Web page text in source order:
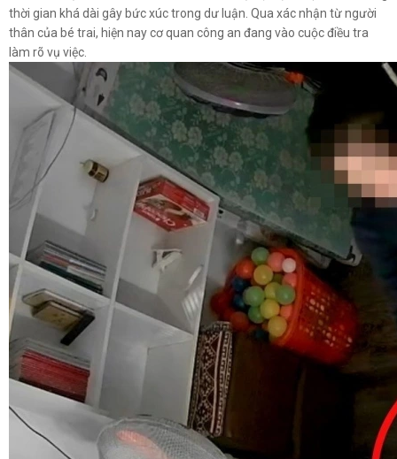
thời gian khá dài gây bức xúc trong dư luận. Qua xác nhận từ người
thân của bé trai, hiện nay cơ quan công an đang vào cuộc điều tra
làm rõ vụ việc.
nhóm ngành giảm 3-6 điểm
1 giờ trước
Sắp xếp trường học ở Thanh Hóa: Quyết tâm tinh gọn, lắng
nghe tâm tư nhà giáo
4 giờ trước
Thời tiết hôm nay 10/8: Bắc Bộ nắng nóng gay gắt, cao
nguyên Trung Bộ có mưa dông
4 giờ trước
Cần Thơ hướng tới thí điểm mạng 6G
11 giờ trước
Tạm đình chỉ công tác giám đốc Sở GD&ĐT Tuyên Quang Vũ
Đình Hưng
12 giờ trước
Điểm chuẩn Học viện Tài chính: Ngành Kiểm toán cao đầu
bảng với 28,07 điểm
13 giờ trước
Điểm chuẩn Trường ĐH Thăng Long: Ngành Truyền thông đa
phương tiện điểm cao nhất
13 giờ trước